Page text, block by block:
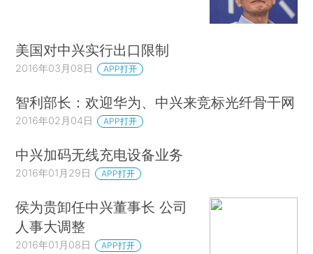
美国对中兴实行出口限制
2016年03月08日 APP打开
智利部长：欢迎华为、中兴来竞标光纤骨干网
2016年02月04日 APP打开
中兴加码无线充电设备业务
2016年01月29日 APP打开
侯为贵卸任中兴董事长 公司
人事大调整
2016年01月08日 APP打开